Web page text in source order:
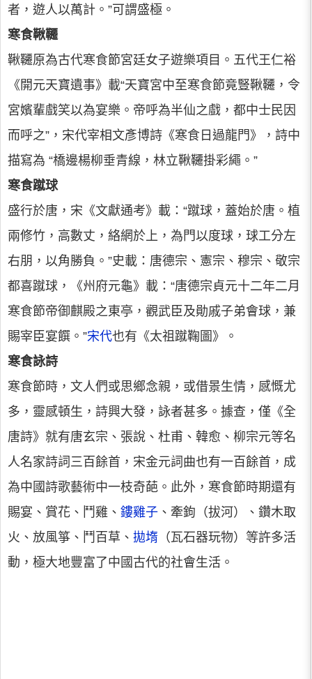
者，遊人以萬計。”可謂盛極。
寒食鞦韆
鞦韆原為古代寒食節宮廷女子遊樂項目。五代王仁裕
《開元天寶遺事》載“天寶宮中至寒食節竟豎鞦韆，令
宮嬪輩戲笑以為宴樂。帝呼為半仙之戲，都中士民因
而呼之”，宋代宰相文彥博詩《寒食日過龍門》，詩中
描寫為 “橋邊楊柳垂青線，林立鞦韆掛彩繩。”
寒食蹴球
盛行於唐，宋《文獻通考》載：“蹴球，蓋始於唐。植
兩修竹，高數丈，絡網於上，為門以度球，球工分左
右朋，以角勝負。”史載：唐德宗、憲宗、穆宗、敬宗
都喜蹴球，《州府元龜》載：“唐德宗貞元十二年二月
寒食節帝御麒殿之東亭，觀武臣及勛戚子弟會球，兼
賜宰臣宴饌。”宋代也有《太祖蹴鞠圖》。
寒食詠詩
寒食節時，文人們或思鄉念親，或借景生情，感慨尤
多，靈感頓生，詩興大發，詠者甚多。據查，僅《全
唐詩》就有唐玄宗、張說、杜甫、韓愈、柳宗元等名
人名家詩詞三百餘首，宋金元詞曲也有一百餘首，成
為中國詩歌藝術中一枝奇葩。此外，寒食節時期還有
賜宴、賞花、鬥雞、 鏤雞子 、牽鉤（拔河）、鑽木取
火、放風箏、鬥百草、 拋堶 （瓦石器玩物）等許多活
動，極大地豐富了中國古代的社會生活。